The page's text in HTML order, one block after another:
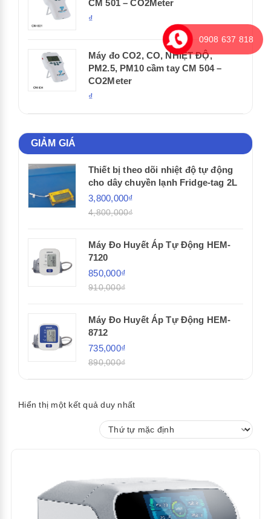
CM 501 – CO2Meter
₫
Máy đo CO2, CO, NHIỆT ĐỘ,
PM2.5, PM10 cầm tay CM 504 –
CO2Meter
₫
GIẢM GIÁ
Thiết bị theo dõi nhiệt độ tự động
cho dây chuyền lạnh Fridge-tag 2L
3,800,000₫
4,800,000₫
Máy Đo Huyết Áp Tự Động HEM-
7120
850,000₫
910,000₫
Máy Đo Huyết Áp Tự Động HEM-
8712
735,000₫
890,000₫
Hiển thị một kết quả duy nhất
0908 637 818